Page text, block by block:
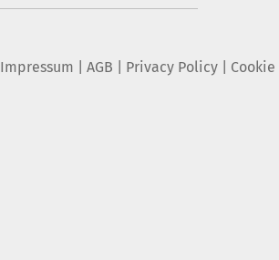
Impressum AGB Privacy Policy|